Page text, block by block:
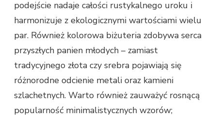
podejście nadaje całości rustykalnego uroku i
harmonizuje z ekologicznymi wartościami wielu
par. Również kolorowa biżuteria zdobywa serca
przyszłych panien młodych – zamiast
tradycyjnego złota czy srebra pojawiają się
różnorodne odcienie metali oraz kamieni
szlachetnych. Warto również zauważyć rosnącą
popularność minimalistycznych wzorów;